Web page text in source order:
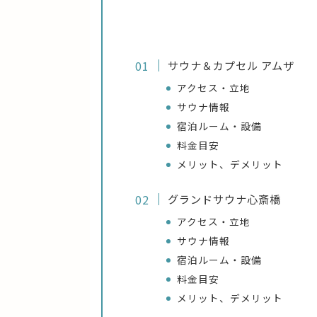
サウナ＆カプセル アムザ
アクセス・立地
サウナ情報
宿泊ルーム・設備
料金目安
メリット、デメリット
グランドサウナ心斎橋
アクセス・立地
サウナ情報
宿泊ルーム・設備
料金目安
メリット、デメリット